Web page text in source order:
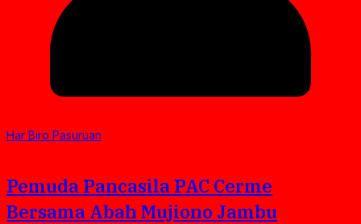
Har Biro Pasuruan
Pemuda Pancasila PAC Cerme
Bersama Abah Mujiono Jambu